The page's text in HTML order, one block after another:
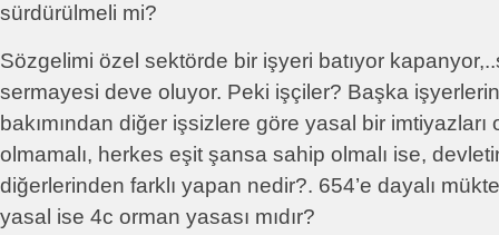
sürdürülmeli mi?
Sözgelimi özel sektörde bir işyeri batıyor
sermayesi deve oluyor. Peki işçiler? Başka
bakımından diğer işsizlere göre yasal bir imtiyazları
olmamalı, herkes eşit şansa sahip olmalı ise,
diğerlerinden farklı yapan nedir?. 654’e dayalı
yasal ise 4c orman yasası mıdır?